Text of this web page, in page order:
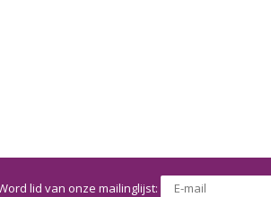
lid van onze mailinglijst: